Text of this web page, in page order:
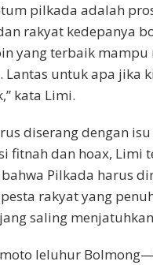
pilkada adalah
rakyat kedepanya
yang terbaik mampu
Lantas untuk apa jika
kata Limi.
diserang dengan
fitnah dan hoax, Limi
Pilkada harus
rakyat yang
saling
moto leluhur